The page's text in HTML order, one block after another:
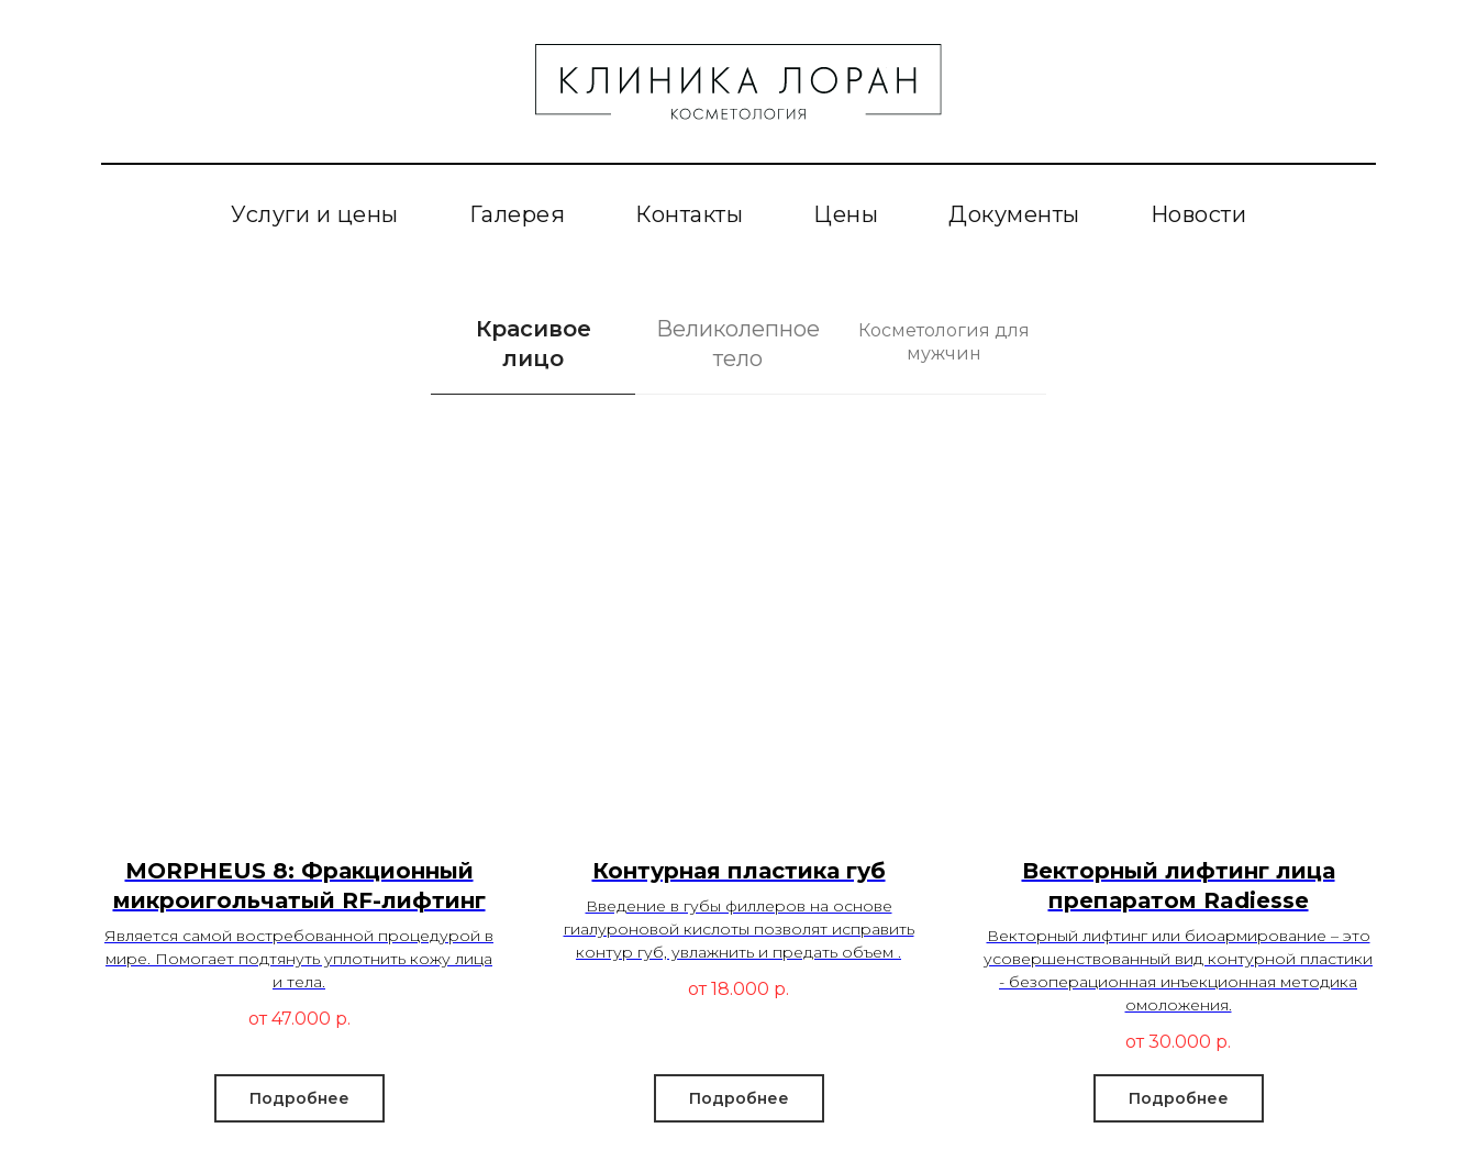
Услуги и цены Галерея Контакты Цены Документы Новости
Красивое
лицо
Великолепное
тело
Косметология для
мужчин
MORPHEUS 8: Фракционный
микроигольчатый RF-лифтинг
Является самой востребованной процедурой в
мире. Помогает подтянуть уплотнить кожу лица
и тела.
от 47.000 р.
Подробнее
Контурная пластика губ
Введение в губы филлеров на основе
гиалуроновой кислоты позволят исправить
контур губ, увлажнить и предать объем .
от 18.000 р.
Подробнее
Векторный лифтинг лица
препаратом Radiesse
Векторный лифтинг или биоармирование – это
усовершенствованный вид контурной пластики
- безоперационная инъекционная методика
омоложения.
от 30.000 р.
Подробнее